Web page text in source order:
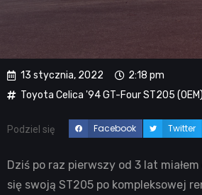
13 stycznia, 2022
2:18 pm
Toyota Celica '94 GT-Four ST205 (OEM)
Podziel się Facebook Twitter
Dziś po raz pierwszy od 3 lat
się swoją ST205 po kompleksowej